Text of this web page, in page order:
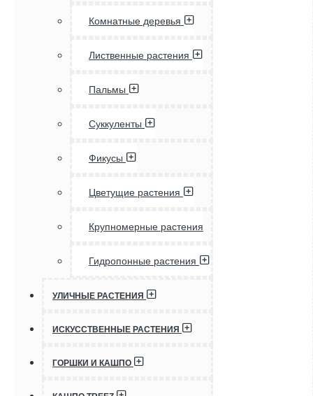
Комнатные деревья
Лиственные растения
Пальмы
Суккуленты
Фикусы
Цветущие растения
Крупномерные растения
Гидропонные растения
УЛИЧНЫЕ РАСТЕНИЯ
ИСКУССТВЕННЫЕ РАСТЕНИЯ
ГОРШКИ И КАШПО